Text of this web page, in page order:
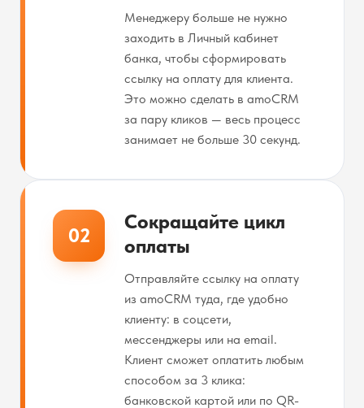
Менеджеру больше не нужно
заходить в Личный кабинет
банка, чтобы сформировать
ссылку на оплату для клиента.
Это можно сделать в amoCRM
за пару кликов — весь процесс
занимает не больше 30 секунд.
02
Сокращайте цикл
оплаты
Отправляйте ссылку на оплату
из amoCRM туда, где удобно
клиенту: в соцсети,
мессенджеры или на email.
Клиент сможет оплатить любым
способом за 3 клика:
банковской картой или по QR-